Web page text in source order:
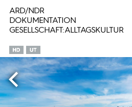
ARD/NDR
DOKUMENTATION
GESELLSCHAFT: ALLTAGSKULTUR